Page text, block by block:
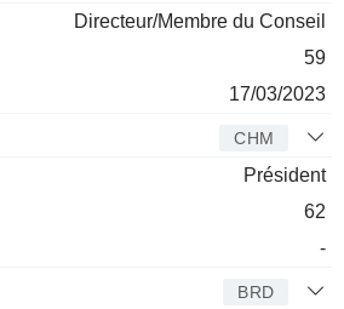
Directeur/Membre du Conseil
59
17/03/2023
CHM
Président
62
-
BRD